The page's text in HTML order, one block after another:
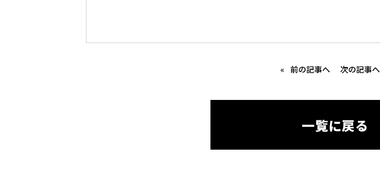
« 前の記事へ 次の記事へ
一覧に戻る